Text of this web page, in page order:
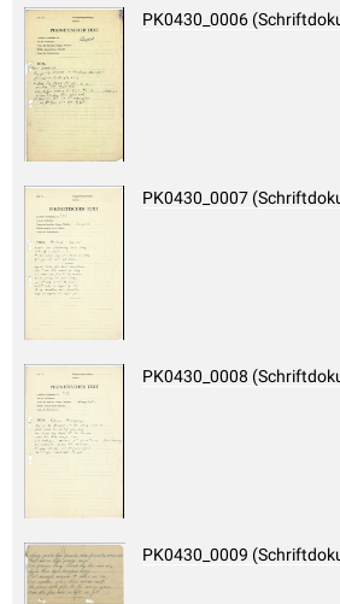
PK0430_0006
PK0430_0007
PK0430_0008
PK0430_0009